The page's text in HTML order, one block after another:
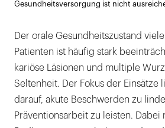
Gesundheitsversorgung ist nicht
Der orale Gesundheitszustand
Patienten ist häufig stark
kariöse Läsionen und multiple
Seltenheit. Der Fokus der Einsätze
darauf, akute Beschwerden zu
Präventionsarbeit zu leisten. Dabei